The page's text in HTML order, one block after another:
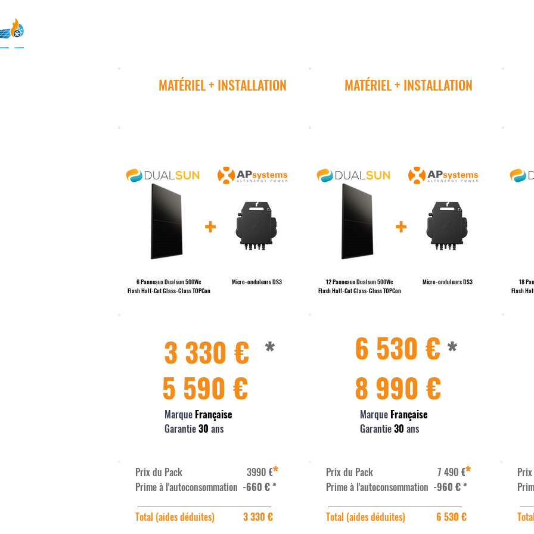
MATÉRIEL + INSTALLATION MATÉRIEL + INSTALLATION
+
6 Panneaux Dualsun 500Wc
Flash Half-Cut Glass-Glass TOPCon
Micro-onduleurs DS3
5 590 €
3 330 € *
Marque Française
Garantie30 ans
Prix du Pack 3990 €
Prime à l'autoconsommation -660 €*
Total (aides déduites) 3 330 €
*
+
12 Panneaux Dualsun 500Wc
Flash Half-Cut Glass-Glass TOPCon
Micro-onduleurs DS3
6 530 €
8 990 €
*
Marque Française
Garantie30 ans
Prix du Pack 7 490 €
Prime à l'autoconsommation -960 €*
Total (aides déduites) 6 530 €
*
18
Flash